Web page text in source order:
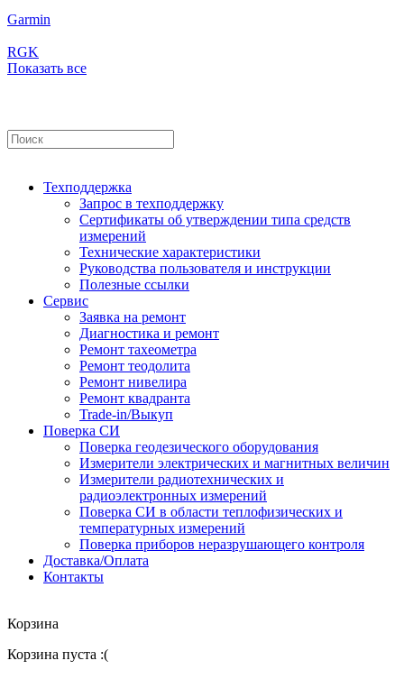
Garmin
RGK
Показать все
Техподдержка
Запрос в техподдержку
Сертификаты об утверждении типа средств
измерений
Технические характеристики
Руководства пользователя и инструкции
Полезные ссылки
Сервис
Заявка на ремонт
Диагностика и ремонт
Ремонт тахеометра
Ремонт теодолита
Ремонт нивелира
Ремонт квадранта
Trade-in/Выкуп
Поверка СИ
Поверка геодезического оборудования
Измерители электрических и магнитных величин
Измерители радиотехнических и
радиоэлектронных измерений
Поверка СИ в области теплофизических и
температурных измерений
Поверка приборов неразрушающего контроля
Доставка/Оплата
Контакты
Корзина
Корзина пуста :(